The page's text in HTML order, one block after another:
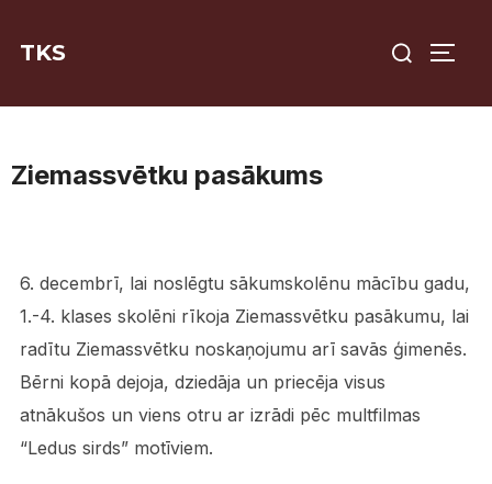
TKS
for:
Ziemassvētku pasākums
6. decembrī, lai noslēgtu sākumskolēnu mācību gadu,
1.-4. klases skolēni rīkoja Ziemassvētku pasākumu, lai
radītu Ziemassvētku noskaņojumu arī savās ģimenēs.
Bērni kopā dejoja, dziedāja un priecēja visus
atnākušos un viens otru ar izrādi pēc multfilmas
“Ledus sirds” motīviem.